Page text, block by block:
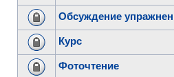
Обсуждение
Курс
Фоточтение